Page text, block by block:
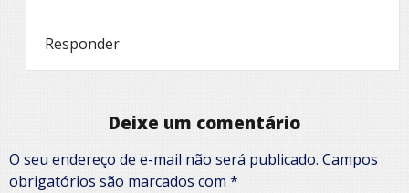
Responder
Deixe um comentário
O seu endereço de e-mail não será publicado. Campos
obrigatórios são marcados com *